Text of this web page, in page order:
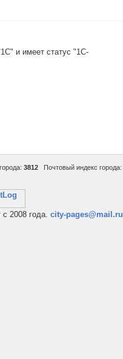
и имеет статус "1С-
3812 Почтовый индекс города:
с 2008 года. city-pages@mail.ru